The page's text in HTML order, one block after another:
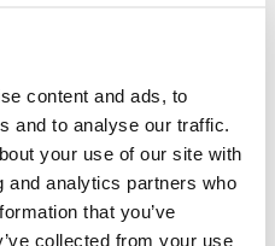
content and ads, to
and to analyse our traffic.
your use of our site with
and analytics partners who
that you’ve
collected from your use
syfte.
policy/